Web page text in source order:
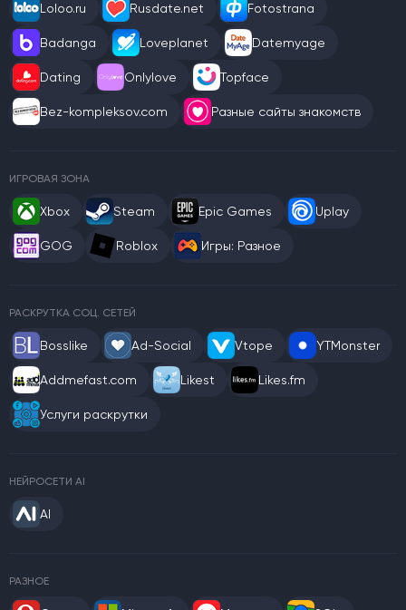
Loloo.ru Rusdate.net Fotostrana
Badanga Loveplanet Datemyage
Dating Onlylove Topface
Bez-kompleksov.com Разные сайты знакомств
ИГРОВАЯ ЗОНА
Xbox Steam Epic Games Uplay
GOG Roblox Игры: Разное
РАСКРУТКА СОЦ. СЕТЕЙ
Bosslike Ad-Social Vtope YTMonster
Addmefast.com Likest Likes.fm
Услуги раскрутки
НЕЙРОСЕТИ AI
AI
РАЗНОЕ